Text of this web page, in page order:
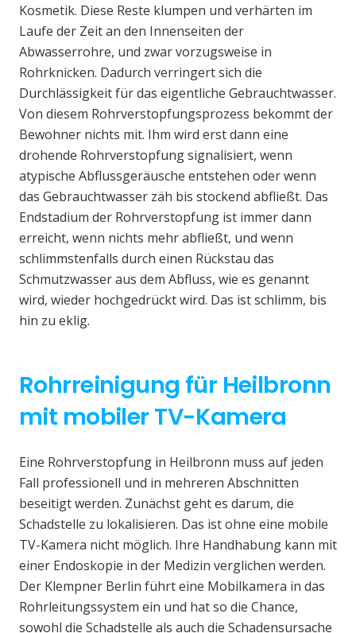
Kosmetik. Diese Reste klumpen und verhärten im
Laufe der Zeit an den Innenseiten der
Abwasserrohre, und zwar vorzugsweise in
Rohrknicken. Dadurch verringert sich die
Durchlässigkeit für das eigentliche Gebrauchtwasser.
Von diesem Rohrverstopfungsprozess bekommt der
Bewohner nichts mit. Ihm wird erst dann eine
drohende Rohrverstopfung signalisiert, wenn
atypische Abflussgeräusche entstehen oder wenn
das Gebrauchtwasser zäh bis stockend abfließt. Das
Endstadium der Rohrverstopfung ist immer dann
erreicht, wenn nichts mehr abfließt, und wenn
schlimmstenfalls durch einen Rückstau das
Schmutzwasser aus dem Abfluss, wie es genannt
wird, wieder hochgedrückt wird. Das ist schlimm, bis
hin zu eklig.
Rohrreinigung für Heilbronn
mit mobiler TV-Kamera
Eine Rohrverstopfung in Heilbronn muss auf jeden
Fall professionell und in mehreren Abschnitten
beseitigt werden. Zunächst geht es darum, die
Schadstelle zu lokalisieren. Das ist ohne eine mobile
TV-Kamera nicht möglich. Ihre Handhabung kann mit
einer Endoskopie in der Medizin verglichen werden.
Der Klempner Berlin führt eine Mobilkamera in das
Rohrleitungssystem ein und hat so die Chance,
sowohl die Schadstelle als auch die Schadensursache